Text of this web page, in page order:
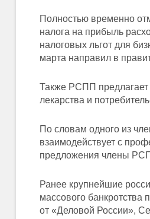
Полностью временно
налога на прибыль
налоговых льгот для
марта направил в
Также РСПП предлагает
лекарства и
По словам одного из
взаимодействует с
предложения члены
Ранее крупнейшие
массового
от «Деловой России»,